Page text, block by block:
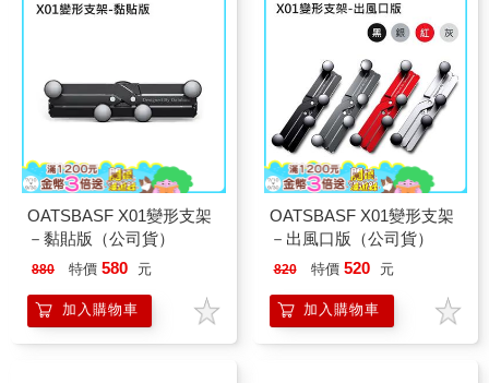
OATSBASF X01變形支架
－黏貼版（公司貨）
880 特價 580 元
加入購物車
OATSBASF X01變形支架
－出風口版（公司貨）
820 特價 520 元
加入購物車